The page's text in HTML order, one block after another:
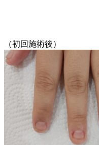
（初回施術後）